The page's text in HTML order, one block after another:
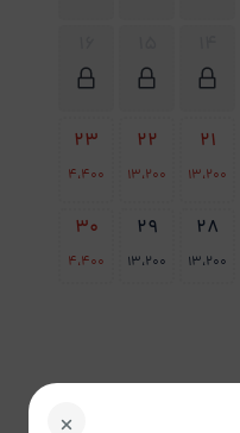
21
13،200
22
13،200
23
4،400
28
13،200
29
13،200
30
4،400
پاک